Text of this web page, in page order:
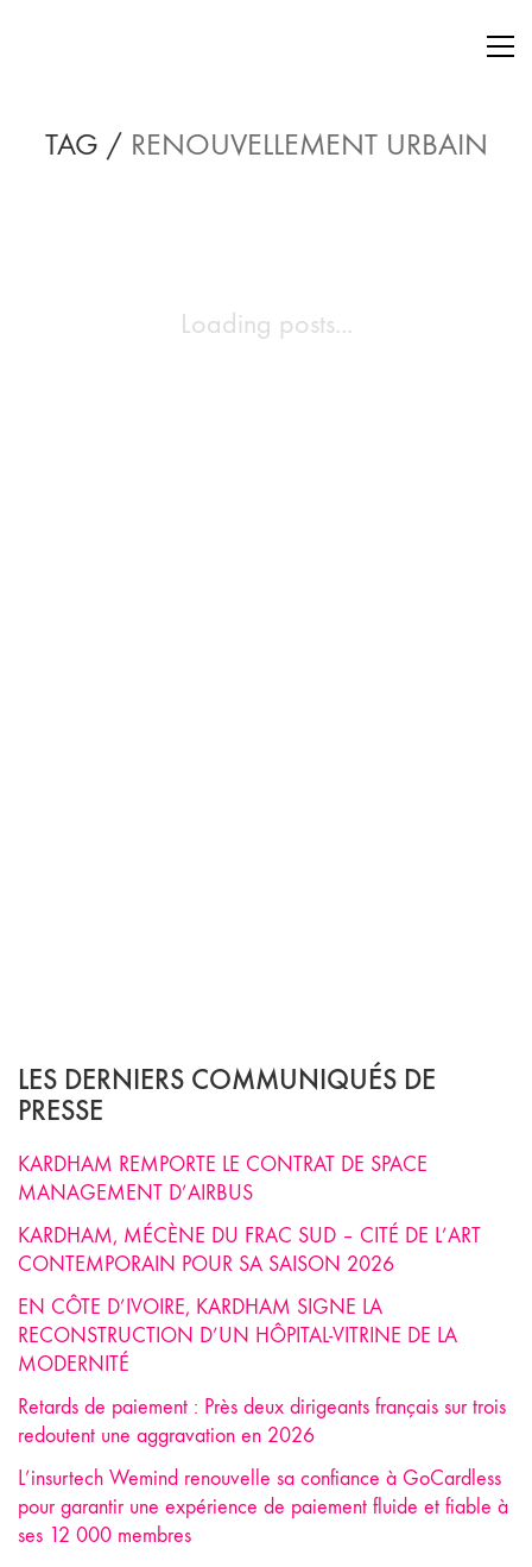
TAG / RENOUVELLEMENT URBAIN
Loading posts...
LES DERNIERS COMMUNIQUÉS DE
PRESSE
KARDHAM REMPORTE LE CONTRAT DE SPACE
MANAGEMENT D’AIRBUS
KARDHAM, MÉCÈNE DU FRAC SUD – CITÉ DE L’ART
CONTEMPORAIN POUR SA SAISON 2026
EN CÔTE D’IVOIRE, KARDHAM SIGNE LA
RECONSTRUCTION D’UN HÔPITAL-VITRINE DE LA
MODERNITÉ
Retards de paiement : Près deux dirigeants français sur trois
redoutent une aggravation en 2026
L’insurtech Wemind renouvelle sa confiance à GoCardless
pour garantir une expérience de paiement fluide et fiable à
ses 12 000 membres